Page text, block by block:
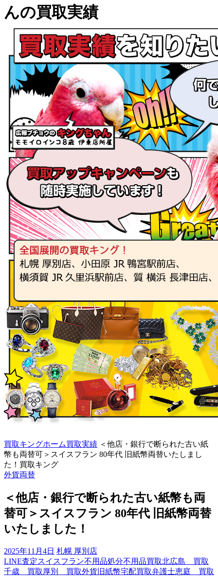
買取キングホーム買取実績 ＜他店・銀行で断られた古い紙
幣も両替可＞スイスフラン 80年代 旧紙幣両替いたしまし
た！買取キング
外貨両替
＜他店・銀行で断られた古い紙幣も両
替可＞スイスフラン 80年代 旧紙幣両替
いたしました！
2025年11月4日 札幌 厚別店
LINE査定スイスフラン不用品処分不用品買取北広島 買取
千歳 買取 厚別 買取外貨旧紙幣宅配買取弁護士恵庭 買取